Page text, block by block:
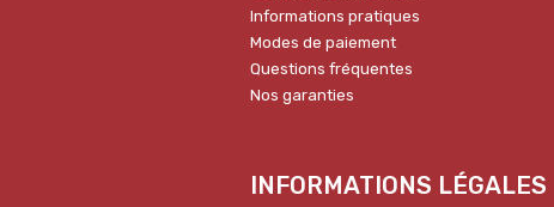
Informations pratiques
Modes de paiement
Questions fréquentes
Nos garanties
INFORMATIONS LÉGALES